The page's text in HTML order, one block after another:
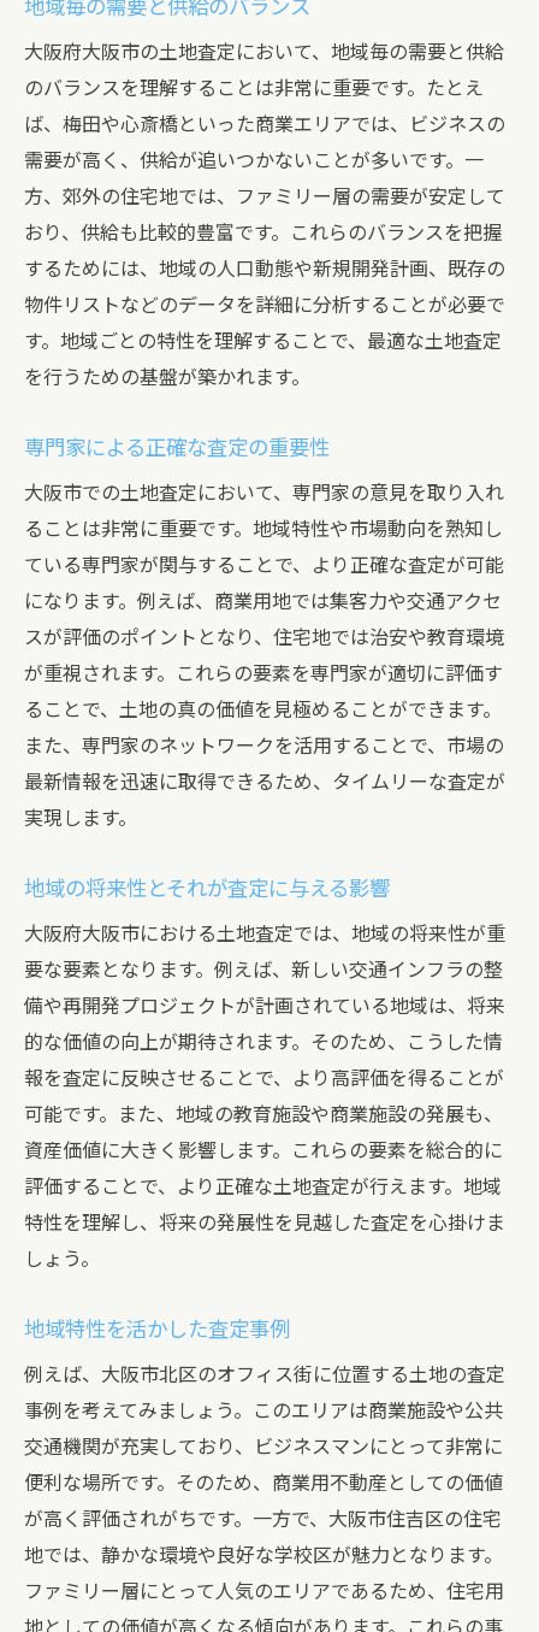
地域毎の需要と供給のバランス
大阪府大阪市の土地査定において、地域毎の需要と供給
のバランスを理解することは非常に重要です。たとえ
ば、梅田や心斎橋といった商業エリアでは、ビジネスの
需要が高く、供給が追いつかないことが多いです。一
方、郊外の住宅地では、ファミリー層の需要が安定して
おり、供給も比較的豊富です。これらのバランスを把握
するためには、地域の人口動態や新規開発計画、既存の
物件リストなどのデータを詳細に分析することが必要で
す。地域ごとの特性を理解することで、最適な土地査定
を行うための基盤が築かれます。
専門家による正確な査定の重要性
大阪市での土地査定において、専門家の意見を取り入れ
ることは非常に重要です。地域特性や市場動向を熟知し
ている専門家が関与することで、より正確な査定が可能
になります。例えば、商業用地では集客力や交通アクセ
スが評価のポイントとなり、住宅地では治安や教育環境
が重視されます。これらの要素を専門家が適切に評価す
ることで、土地の真の価値を見極めることができます。
また、専門家のネットワークを活用することで、市場の
最新情報を迅速に取得できるため、タイムリーな査定が
実現します。
地域の将来性とそれが査定に与える影響
大阪府大阪市における土地査定では、地域の将来性が重
要な要素となります。例えば、新しい交通インフラの整
備や再開発プロジェクトが計画されている地域は、将来
的な価値の向上が期待されます。そのため、こうした情
報を査定に反映させることで、より高評価を得ることが
可能です。また、地域の教育施設や商業施設の発展も、
資産価値に大きく影響します。これらの要素を総合的に
評価することで、より正確な土地査定が行えます。地域
特性を理解し、将来の発展性を見越した査定を心掛けま
しょう。
地域特性を活かした査定事例
例えば、大阪市北区のオフィス街に位置する土地の査定
事例を考えてみましょう。このエリアは商業施設や公共
交通機関が充実しており、ビジネスマンにとって非常に
便利な場所です。そのため、商業用不動産としての価値
が高く評価されがちです。一方で、大阪市住吉区の住宅
地では、静かな環境や良好な学校区が魅力となります。
ファミリー層にとって人気のエリアであるため、住宅用